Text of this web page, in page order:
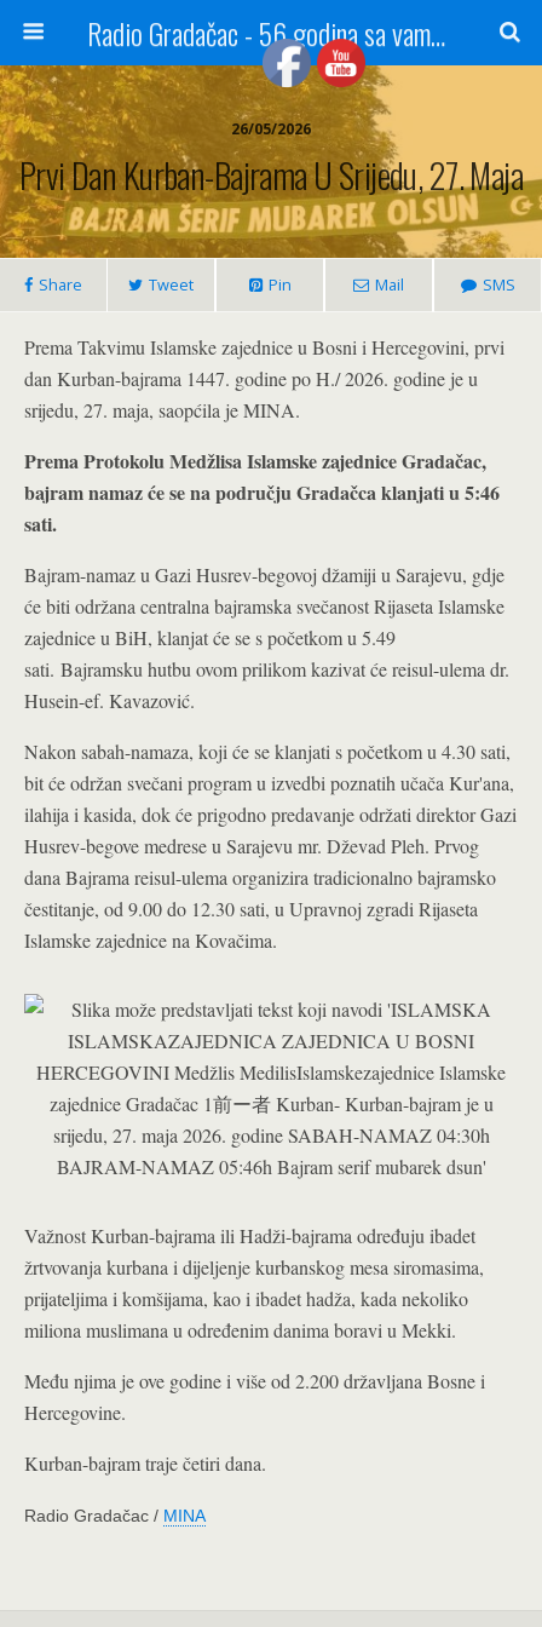
Radio Gradačac - 56 godina sa vama...
26/05/2026
Prvi Dan Kurban-Bajrama U Srijedu, 27. Maja
Share Tweet Pin Mail SMS
Prema Takvimu Islamske zajednice u Bosni i Hercegovini, prvi
dan Kurban-bajrama 1447. godine po H./ 2026. godine je u
srijedu, 27. maja, saopćila je MINA.
Prema Protokolu Medžlisa Islamske zajednice Gradačac,
bajram namaz će se na području Gradačca klanjati u 5:46
sati.
Bajram-namaz u Gazi Husrev-begovoj džamiji u Sarajevu, gdje
će biti održana centralna bajramska svečanost Rijaseta Islamske
zajednice u BiH, klanjat će se s početkom u 5.49
sati. Bajramsku hutbu ovom prilikom kazivat će reisul-ulema dr.
Husein-ef. Kavazović.
Nakon sabah-namaza, koji će se klanjati s početkom u 4.30 sati,
bit će održan svečani program u izvedbi poznatih učača Kur'ana,
ilahija i kasida, dok će prigodno predavanje održati direktor Gazi
Husrev-begove medrese u Sarajevu mr. Dževad Pleh. Prvog
dana Bajrama reisul-ulema organizira tradicionalno bajramsko
čestitanje, od 9.00 do 12.30 sati, u Upravnoj zgradi Rijaseta
Islamske zajednice na Kovačima.
Važnost Kurban-bajrama ili Hadži-bajrama određuju ibadet
žrtvovanja kurbana i dijeljenje kurbanskog mesa siromasima,
prijateljima i komšijama, kao i ibadet hadža, kada nekoliko
miliona muslimana u određenim danima boravi u Mekki.
Među njima je ove godine i više od 2.200 državljana Bosne i
Hercegovine.
Kurban-bajram traje četiri dana.
Radio Gradačac / MINA